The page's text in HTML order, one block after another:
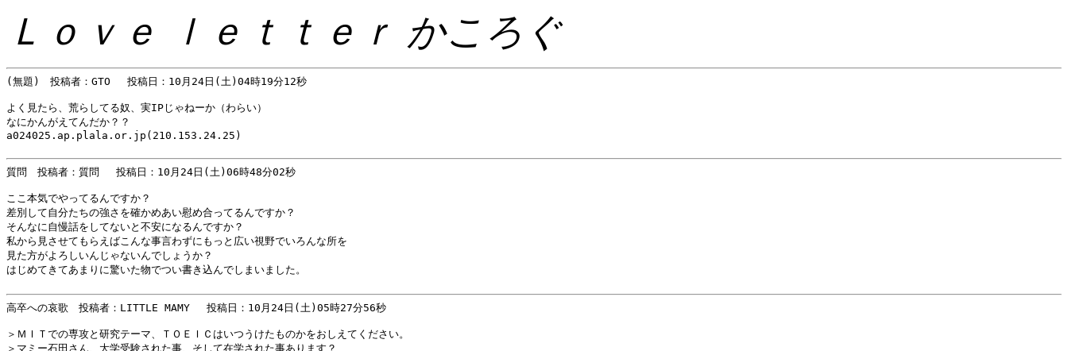
Ｌｏｖｅ ｌｅｔｔｅｒ かころぐ
(無題)　投稿者：GTO 　投稿日：10月24日(土)04時19分12秒
よく見たら、荒らしてる奴、実IPじゃねーか（わらい）
なにかんがえてんだか？？
a024025.ap.plala.or.jp(210.153.24.25)
質問　投稿者：質問 　投稿日：10月24日(土)06時48分02秒
ここ本気でやってるんですか？
差別して自分たちの強さを確かめあい慰め合ってるんですか？
そんなに自慢話をしてないと不安になるんですか？
私から見させてもらえばこんな事言わずにもっと広い視野でいろんな所を
見た方がよろしいんじゃないんでしょうか？
はじめてきてあまりに驚いた物でつい書き込んでしまいました。
高卒への哀歌　投稿者：LITTLE MAMY 　投稿日：10月24日(土)05時27分56秒
＞ＭＩＴでの専攻と研究テーマ、ＴＯＥＩＣはいつうけたものかをおしえてください。
＞マミー石田さん、大学受験された事、そして在学された事あります？